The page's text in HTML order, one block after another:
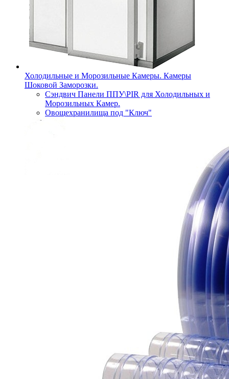
Холодильные и Морозильные Камеры. Камеры
Шоковой Заморозки.
Сэндвич Панели ППУ\PIR для Холодильных и
Морозильных Камер.
Овощехранилища под "Ключ"